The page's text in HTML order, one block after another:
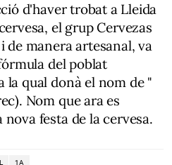
d'haver trobat a Lleida
el grup Cervezas
de manera artesanal, va
del poblat
la qual donà el nom de "
Nom que ara es
festa de la cervesa.
1A